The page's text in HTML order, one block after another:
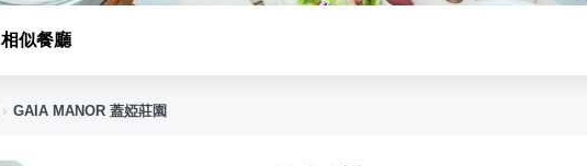
相似餐廳
› GAIA MANOR 蓋婭莊園